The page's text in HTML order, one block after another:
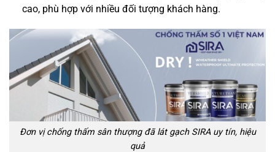
cao, phù hợp với nhiều đối tượng khách hàng.
Đơn vị chống thấm sân thượng đã lát gạch SIRA uy tín, hiệu
quả